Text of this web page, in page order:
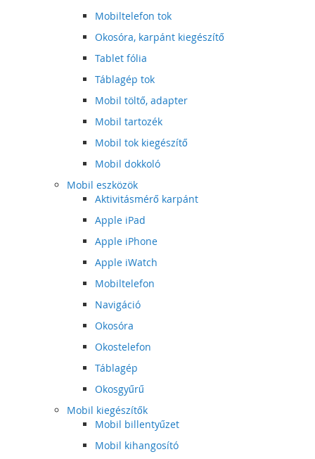
Mobiltelefon tok
Okosóra, karpánt kiegészítő
Tablet fólia
Táblagép tok
Mobil töltő, adapter
Mobil tartozék
Mobil tok kiegészítő
Mobil dokkoló
Mobil eszközök
Aktivitásmérő karpánt
Apple iPad
Apple iPhone
Apple iWatch
Mobiltelefon
Navigáció
Okosóra
Okostelefon
Táblagép
Okosgyűrű
Mobil kiegészítők
Mobil billentyűzet
Mobil kihangosító